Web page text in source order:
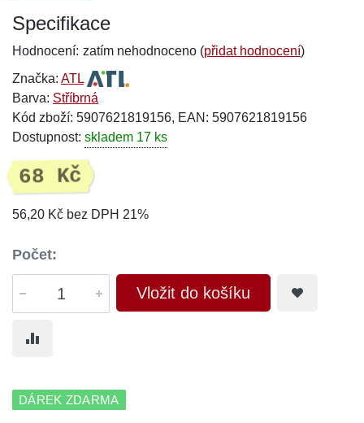
Specifikace
Hodnocení: zatím nehodnoceno (přidat hodnocení)
Značka: ATL
Barva: Stříbrná
Kód zboží: 5907621819156, EAN: 5907621819156
Dostupnost: skladem 17 ks
68 Kč
56,20 Kč bez DPH 21%
Počet:
Vložit do košíku
DÁREK ZDARMA